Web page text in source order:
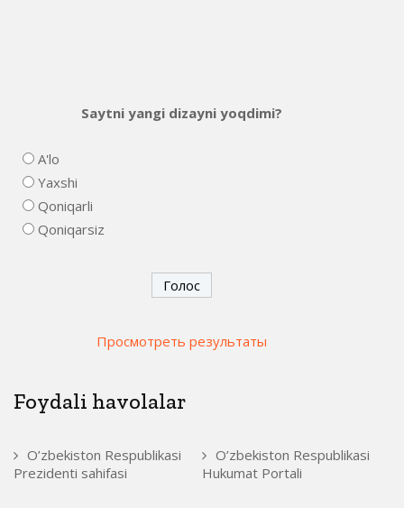
Saytni yangi dizayni yoqdimi?
A'lo
Yaxshi
Qoniqarli
Qoniqarsiz
Просмотреть результаты
Foydali havolalar
O’zbekiston Respublikasi
Prezidenti sahifasi
O’zbekiston Respublikasi
Hukumat Portali